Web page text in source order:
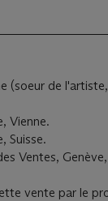
(soeur de
Vienne.
Suisse.
Ventes,
vente par le